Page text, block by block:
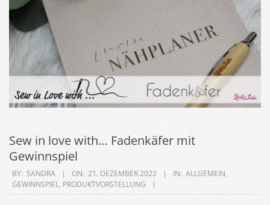
Sew in love with… Fadenkäfer mit
Gewinnspiel
2022-
12-
BY: SANDRA ON: 21. DEZEMBER 2022 IN: ALLGEMEIN,
GEWINNSPIEL, PRODUKTVORSTELLUNG